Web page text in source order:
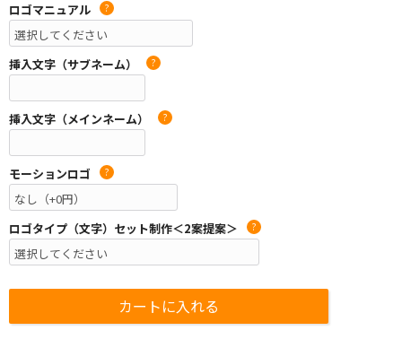
ロゴマニュアル ?
挿入文字（サブネーム） ?
挿入文字（メインネーム） ?
モーションロゴ ?
ロゴタイプ（文字）セット制作＜2案提案＞ ?